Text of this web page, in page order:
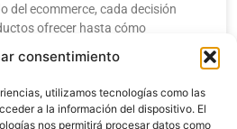
consentimiento
utilizamos tecnologías como las
a la información del dispositivo. El
nos permitirá procesar datos como
del ecommerce, cada decisión
ofrecer hasta cómo
necesitan respuestas rápidas y